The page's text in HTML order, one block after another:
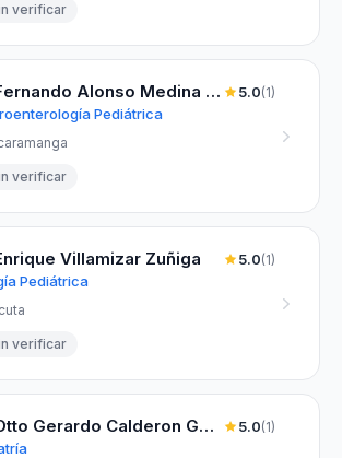
verificar
Dr. Fernando Alonso Medina Monroy
Pediátrica
5.0(1)
verificar
Villamizar Zuñiga
Pediátrica
5.0(1)
verificar
Dr. Otto Gerardo Calderon Guerrero 5.0(1)